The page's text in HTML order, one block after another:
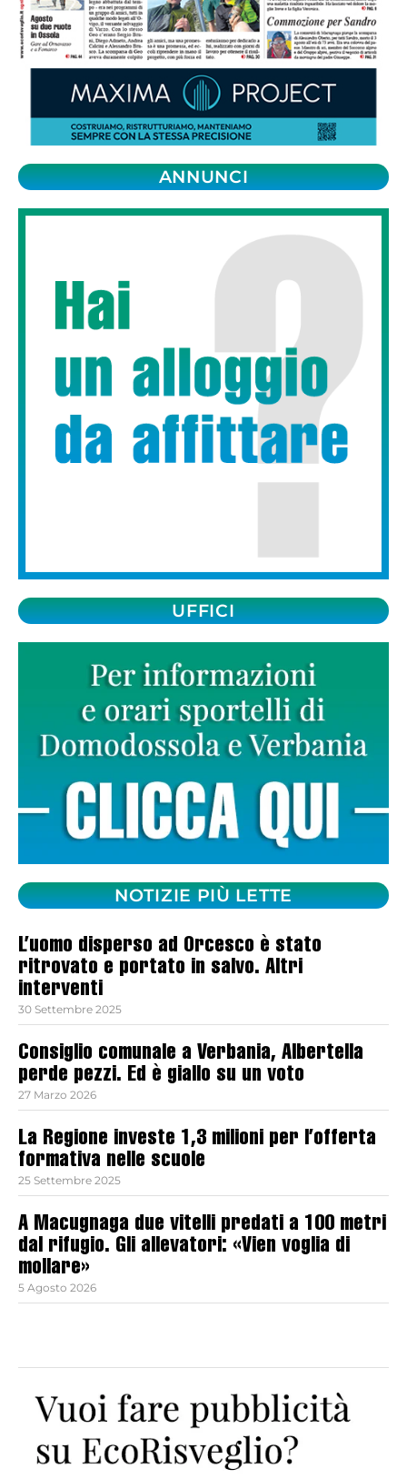
ANNUNCI
UFFICI
NOTIZIE PIÙ LETTE
L’uomo disperso ad Orcesco è stato
ritrovato e portato in salvo. Altri
interventi
30 Settembre 2025
Consiglio comunale a Verbania, Albertella
perde pezzi. Ed è giallo su un voto
27 Marzo 2026
La Regione investe 1,3 milioni per l’offerta
formativa nelle scuole
25 Settembre 2025
A Macugnaga due vitelli predati a 100 metri
dal rifugio. Gli allevatori: «Vien voglia di
mollare»
5 Agosto 2026